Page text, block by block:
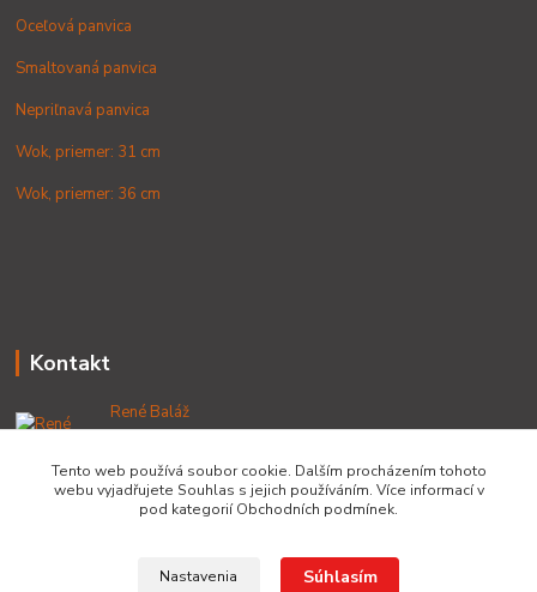
Oceľová panvica
Smaltovaná panvica
Nepriľnavá panvica
Wok, priemer: 31 cm
Wok, priemer: 36 cm
Kontakt
René Baláž
+421 902 212 007
od 8:00 - do 16:00 hod
info@lacnekotliky.sk
Tento web používá soubor cookie. Dalším procházením tohoto
webu vyjadřujete Souhlas s jejich používáním. Více informací v
pod kategorií Obchodních podmínek.
Nastavenia Súhlasím